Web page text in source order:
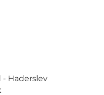
Haderslev